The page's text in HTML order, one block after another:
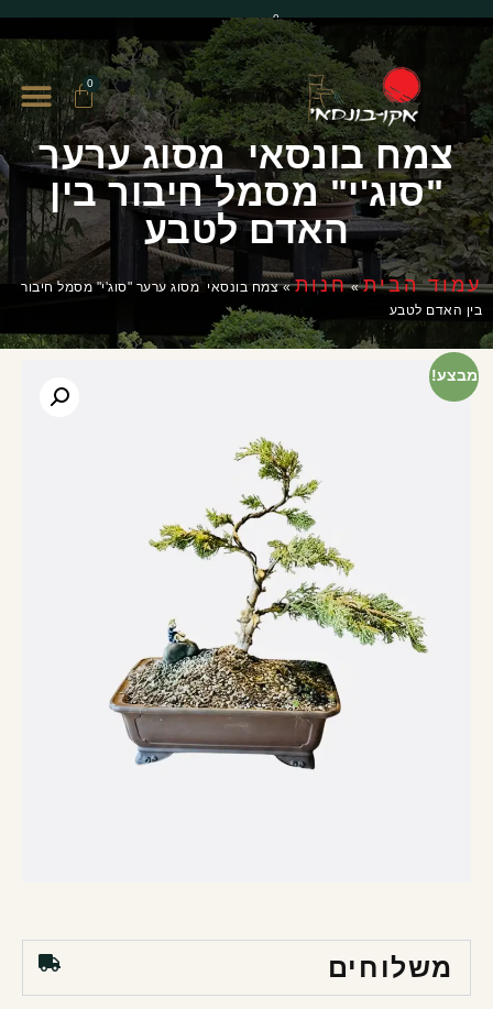
0
0
צמח בונסאי מסוג ערער
"סוג'י" מסמל חיבור בין
האדם לטבע
עמוד הבית»חנות»צמח בונסאי מסוג ערער "סוג'י" מסמל חיבור
בין האדם לטבע
מבצע!
משלוחים